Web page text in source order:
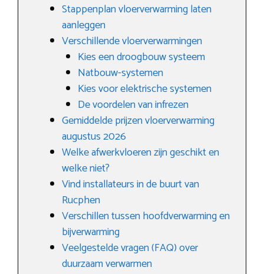
Stappenplan vloerverwarming laten
aanleggen
Verschillende vloerverwarmingen
Kies een droogbouw systeem
Natbouw-systemen
Kies voor elektrische systemen
De voordelen van infrezen
Gemiddelde prijzen vloerverwarming
augustus 2026
Welke afwerkvloeren zijn geschikt en
welke niet?
Vind installateurs in de buurt van
Rucphen
Verschillen tussen hoofdverwarming en
bijverwarming
Veelgestelde vragen (FAQ) over
duurzaam verwarmen